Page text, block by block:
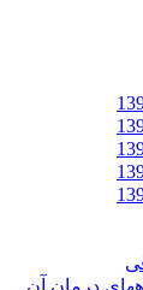
درمان آن